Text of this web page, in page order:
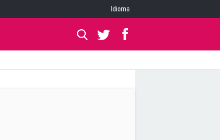
Idioma